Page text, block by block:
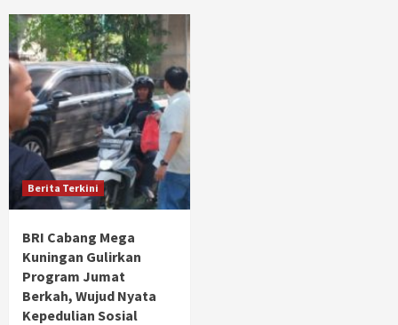
Berita Terkini
BRI Cabang Mega
Kuningan Gulirkan
Program Jumat
Berkah, Wujud Nyata
Kepedulian Sosial